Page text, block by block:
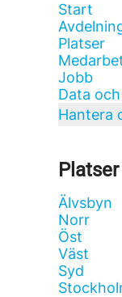
Start
Platser
Jobb
Data
Hantera
Platser
Älvsbyn
Norr
Öst
Väst
Syd